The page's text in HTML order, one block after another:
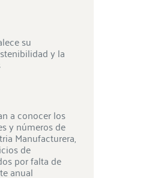
su
y la
a conocer los
y números de
Manufacturera,
de
por falta de
anual